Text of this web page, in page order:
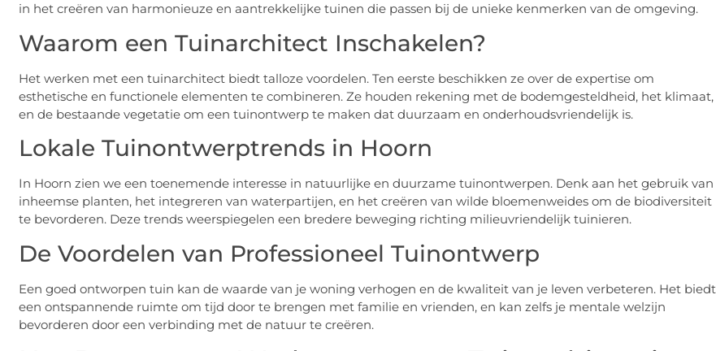
in het creëren van harmonieuze en aantrekkelijke tuinen die passen bij de unieke kenmerken van de omgeving.
Waarom een Tuinarchitect Inschakelen?
Het werken met een tuinarchitect biedt talloze voordelen. Ten eerste beschikken ze over de expertise om
esthetische en functionele elementen te combineren. Ze houden rekening met de bodemgesteldheid, het klimaat,
en de bestaande vegetatie om een tuinontwerp te maken dat duurzaam en onderhoudsvriendelijk is.
Lokale Tuinontwerptrends in Hoorn
In Hoorn zien we een toenemende interesse in natuurlijke en duurzame tuinontwerpen. Denk aan het gebruik van
inheemse planten, het integreren van waterpartijen, en het creëren van wilde bloemenweides om de biodiversiteit
te bevorderen. Deze trends weerspiegelen een bredere beweging richting milieuvriendelijk tuinieren.
De Voordelen van Professioneel Tuinontwerp
Een goed ontworpen tuin kan de waarde van je woning verhogen en de kwaliteit van je leven verbeteren. Het biedt
een ontspannende ruimte om tijd door te brengen met familie en vrienden, en kan zelfs je mentale welzijn
bevorderen door een verbinding met de natuur te creëren.